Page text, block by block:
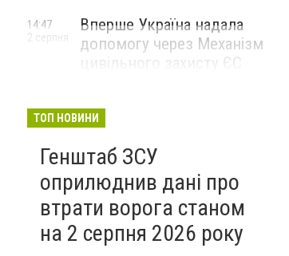
Вперше Україна надала
допомогу через Механізм
цивільного захисту ЄС
14:47
2 серпня
ТОП НОВИНИ
Генштаб ЗСУ
оприлюднив дані про
втрати ворога станом
на 2 серпня 2026 року